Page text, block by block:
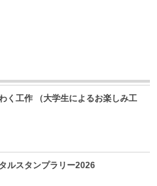
く工作 （大学生によるお楽しみ工
ルスタンプラリー2026